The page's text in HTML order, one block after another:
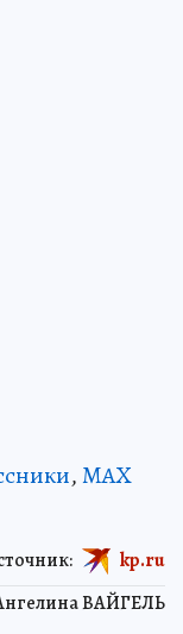
,MAX
ВАЙГЕЛЬ
kp.ru